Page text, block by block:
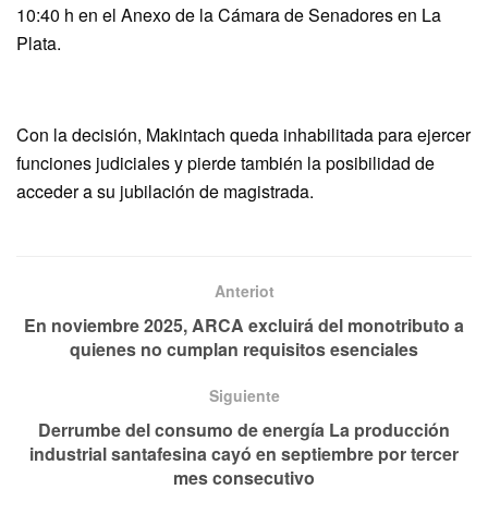
10:40 h en el Anexo de la Cámara de Senadores en La
Plata.
Con la decisión, Makintach queda inhabilitada para ejercer
funciones judiciales y pierde también la posibilidad de
acceder a su jubilación de magistrada.
Anteriot
En noviembre 2025, ARCA excluirá del monotributo a
quienes no cumplan requisitos esenciales
Siguiente
Derrumbe del consumo de energía La producción
industrial santafesina cayó en septiembre por tercer
mes consecutivo